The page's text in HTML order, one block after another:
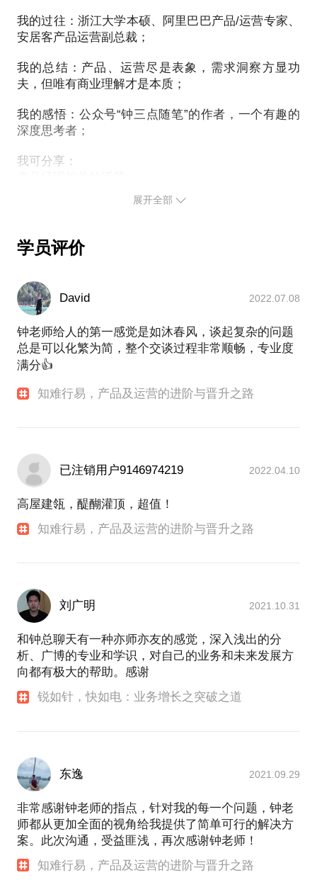
我的过往：浙江大学本硕、阿里巴巴产品/运营专家、
安居客产品运营副总裁；
我的总结：产品、运营尽是表象，需求洞察方显功
夫，但唯有商业理解才是本质；
我的感悟：公众号“钟三点随笔”的作者，一个有趣的
深度思考者；
我可分享：
职业发展相关的话题
分享只是顺便，希望能彼此学习，教学相长。
浙江大学 本硕
饿了么副总裁
前安居客产品运营副总裁
展开全部
学员评价
David 2022.07.08
钟老师给人的第一感觉是如沐春风，谈起复杂的问题
总是可以化繁为简，整个交谈过程非常顺畅，专业度
满分👍
知难行易，产品及运营的进阶与晋升之路
已注销用户9146974219 2022.04.10
高屋建瓴，醍醐灌顶，超值！
知难行易，产品及运营的进阶与晋升之路
刘广明 2021.10.31
和钟总聊天有一种亦师亦友的感觉，深入浅出的分
析、广博的专业和学识，对自己的业务和未来发展方
向都有极大的帮助。感谢
锐如针，快如电：业务增长之突破之道
东逸 2021.09.29
非常感谢钟老师的指点，针对我的每一个问题，钟老
师都从更加全面的视角给我提供了简单可行的解决方
案。此次沟通，受益匪浅，再次感谢钟老师！
知难行易，产品及运营的进阶与晋升之路